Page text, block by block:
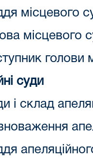
місцевого
місцевого
голови
суди
і склад